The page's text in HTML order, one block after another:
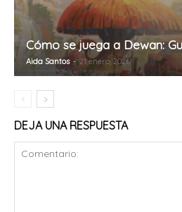
Cómo se juega a Dewan:
Aida Santos - 21 enero, 2026
DEJA UNA RESPUESTA